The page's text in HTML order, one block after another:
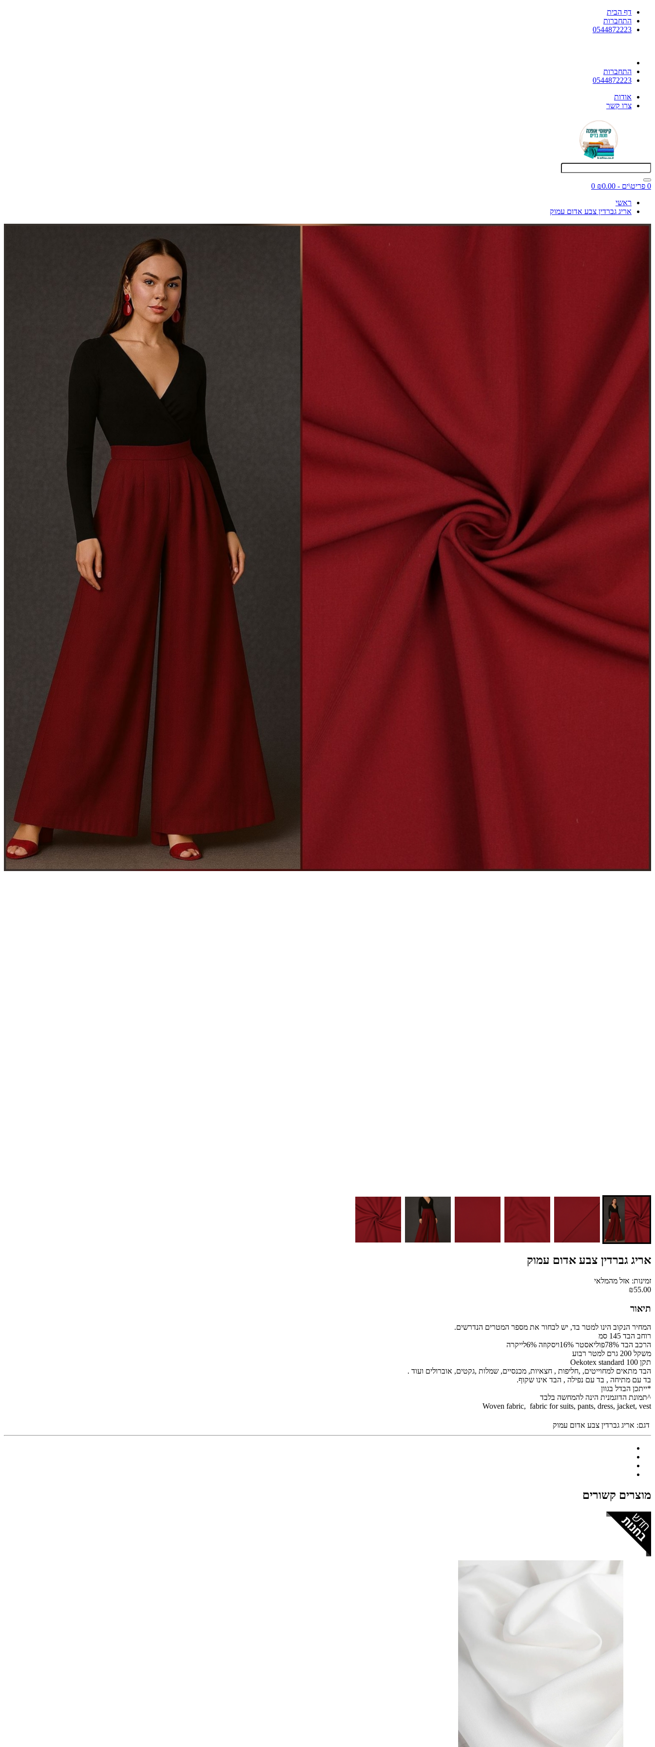
דף הבית
התחברות
0544872223
התחברות
0544872223
אודות
צרו קשר
0 פריט\ים - ₪0.00
0
ראשי
אריג גברדין צבע אדום עמוק
אריג גברדין צבע אדום עמוק
זמינות: אזל מהמלאי
₪55.00
תיאור
המחיר הנקוב הינו למטר בד, יש לבחור את מספר המטרים הנדרשים.
רוחב הבד 145 סמ
הרכב הבד 78%פוליאסטר 16%ויסקוזה 6%לייקרה
משקל 200 גרם למטר רבוע
תקן Oekotex standard 100
הבד מתאים למחוייטים, ,חליפות , חצאיות, מכנסיים, שמלות ,גקטים, אוברולים ועוד .
בד עם מתיחה , בד עם נפילה , הבד אינו שקוף.
*ייתכן הבדל בגוון
^תמונת הדוגמנית הינה להמחשה בלבד
Woven fabric, fabric for suits, pants, dress, jacket, vest
דגם: אריג גברדין צבע אדום עמוק
מוצרים קשורים